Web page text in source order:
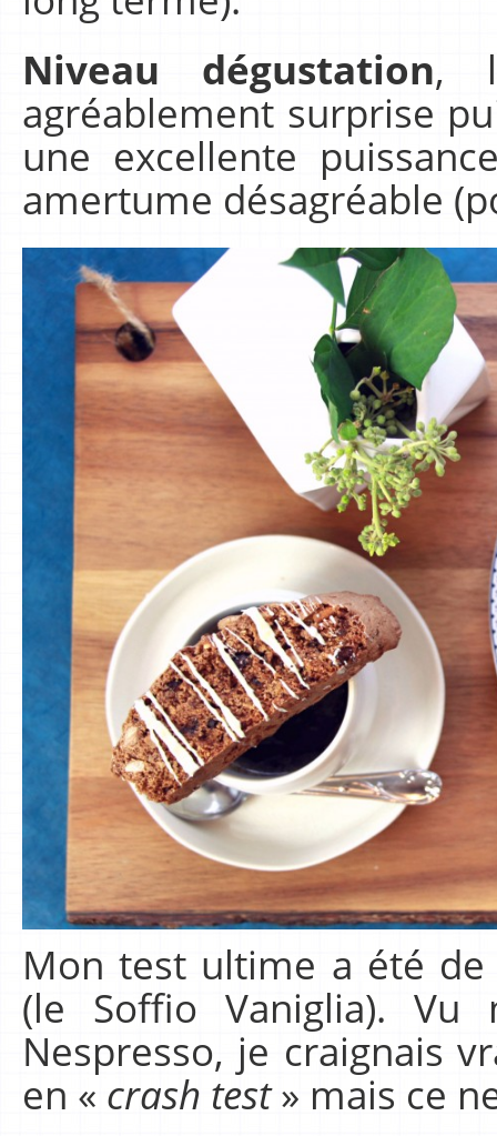
Niveau dégustation,
agréablement surprise
une excellente
amertume désagréable
Mon test ultime a été
(le Soffio Vaniglia).
Nespresso, je craignais
en « crash test» mais ce